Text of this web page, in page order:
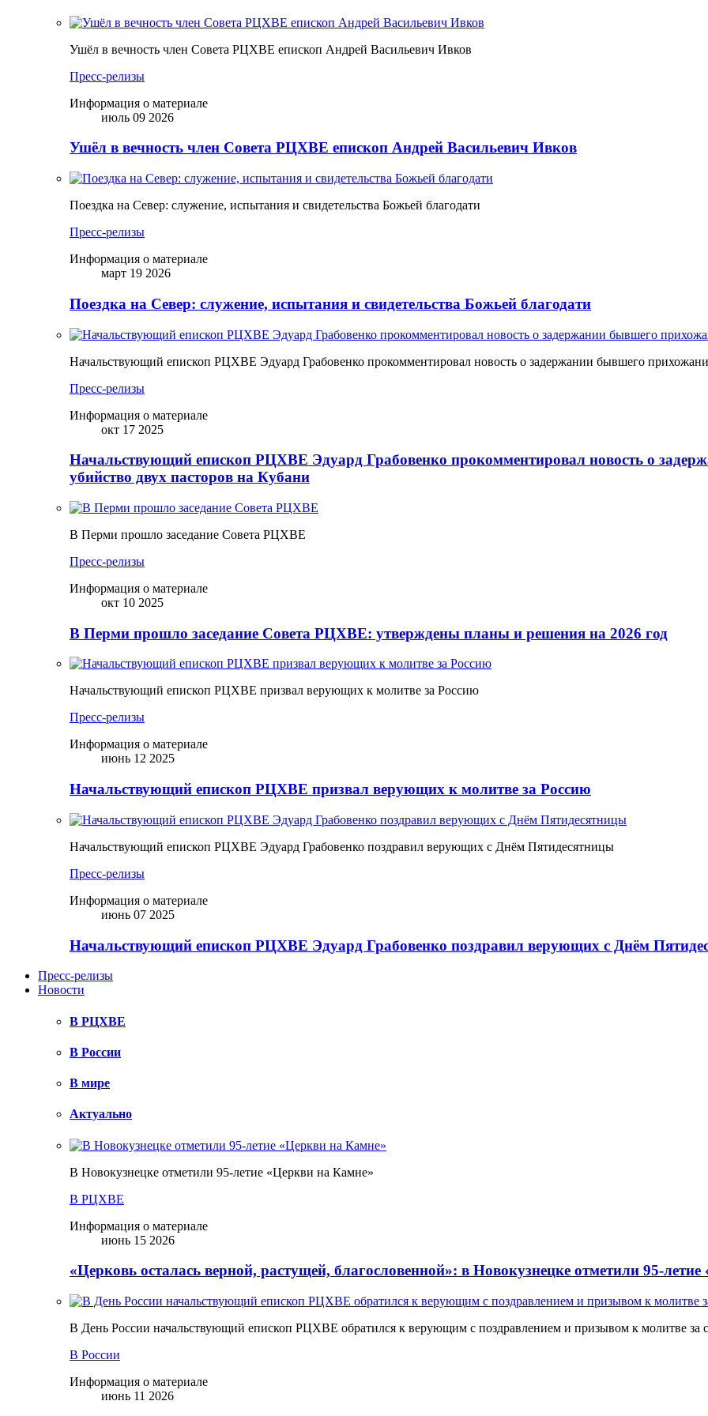
Ушёл в вечность член Совета РЦХВЕ епископ Андрей Васильевич Ивков
Пресс-релизы
Информация о материале
июль 09 2026
Ушёл в вечность член Совета РЦХВЕ епископ Андрей Васильевич Ивков
Поездка на Север: служение, испытания и свидетельства Божьей благодати
Пресс-релизы
Информация о материале
март 19 2026
Поездка на Север: служение, испытания и свидетельства Божьей благодати
Начальствующий епископ РЦХВЕ Эдуард Грабовенко прокомментировал новость о задержании бывшего
Пресс-релизы
Информация о материале
окт 17 2025
Начальствующий епископ РЦХВЕ Эдуард Грабовенко прокомментировал новость о
убийство двух пасторов на Кубани
В Перми прошло заседание Совета РЦХВЕ
Пресс-релизы
Информация о материале
окт 10 2025
В Перми прошло заседание Совета РЦХВЕ: утверждены планы и решения на 2026 год
Начальствующий епископ РЦХВЕ призвал верующих к молитве за Россию
Пресс-релизы
Информация о материале
июнь 12 2025
Начальствующий епископ РЦХВЕ призвал верующих к молитве за Россию
Начальствующий епископ РЦХВЕ Эдуард Грабовенко поздравил верующих с Днём Пятидесятницы
Пресс-релизы
Информация о материале
июнь 07 2025
Начальствующий епископ РЦХВЕ Эдуард Грабовенко поздравил верующих с Днём
Пресс-релизы
Новости
В РЦХВЕ
В России
В мире
Актуально
В Новокузнецке отметили 95-летие «Церкви на Камне»
В РЦХВЕ
Информация о материале
июнь 15 2026
«Церковь осталась верной, растущей, благословенной»: в Новокузнецке отметили 95-
В День России начальствующий епископ РЦХВЕ обратился к верующим с поздравлением и призывом к молитве за
В России
Информация о материале
июнь 11 2026